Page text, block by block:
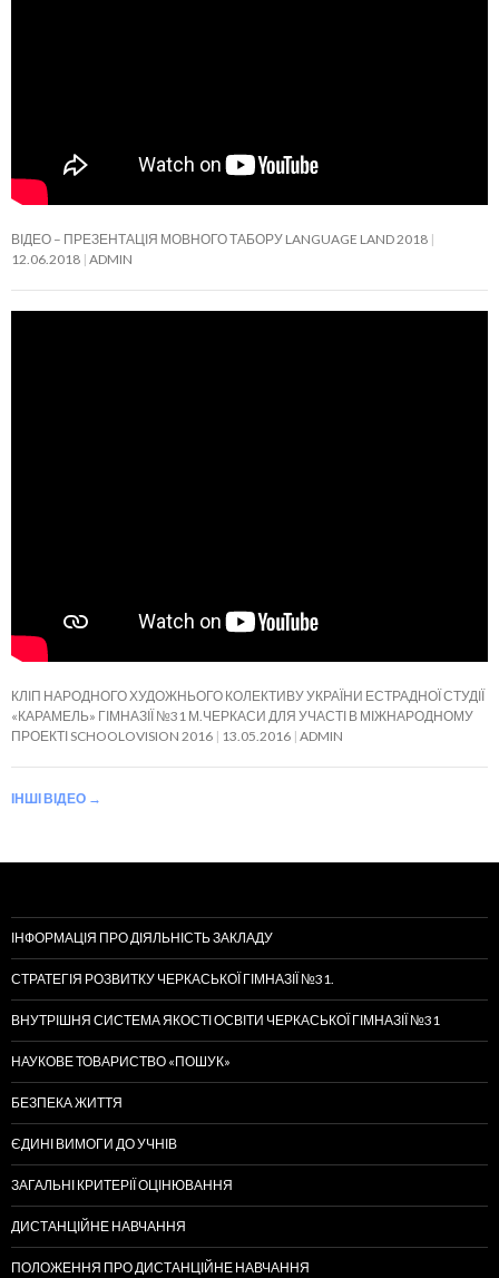
ВІДЕО – ПРЕЗЕНТАЦІЯ МОВНОГО ТАБОРУ LANGUAGE LAND 2018
12.06.2018 ADMIN
КЛІП НАРОДНОГО ХУДОЖНЬОГО КОЛЕКТИВУ УКРАЇНИ ЕСТРАДНОЇ СТУДІЇ
«КАРАМЕЛЬ» ГІМНАЗІЇ №31 М.ЧЕРКАСИ ДЛЯ УЧАСТІ В МІЖНАРОДНОМУ
ПРОЕКТІ SCHOOLOVISION 2016
13.05.2016 ADMIN
ІНШІ ВІДЕО →
ІНФОРМАЦІЯ ПРО ДІЯЛЬНІСТЬ ЗАКЛАДУ
СТРАТЕГІЯ РОЗВИТКУ ЧЕРКАСЬКОЇ ГІМНАЗІЇ №31.
ВНУТРІШНЯ СИСТЕМА ЯКОСТІ ОСВІТИ ЧЕРКАСЬКОЇ ГІМНАЗІЇ №31
НАУКОВЕ ТОВАРИСТВО «ПОШУК»
БЕЗПЕКА ЖИТТЯ
ЄДИНІ ВИМОГИ ДО УЧНІВ
ЗАГАЛЬНІ КРИТЕРІЇ ОЦІНЮВАННЯ
ДИСТАНЦІЙНЕ НАВЧАННЯ
ПОЛОЖЕННЯ ПРО ДИСТАНЦІЙНЕ НАВЧАННЯ